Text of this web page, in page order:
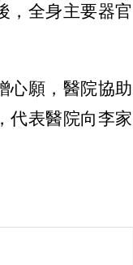
，全身主要器官
心願，醫院協助
代表醫院向李家